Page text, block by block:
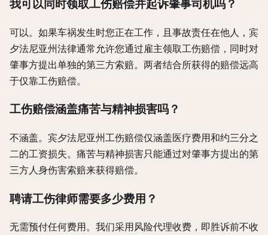
我可以同时领取工伤赔偿并起诉肇事司机吗？
可以。如果车祸发生时您正在工作，且事故责任在他人，宾
夕法尼亚州法律通常允许您通过雇主领取工伤赔偿，同时对
肇事方提出单独的第三方索赔。两者结合所获得的赔偿远高
于仅靠工伤赔偿。
工伤赔偿涵盖痛苦与精神损害吗？
不涵盖。宾夕法尼亚州工伤赔偿仅涵盖医疗费用和约三分之
二的工资损失。痛苦与精神损害只能通过对肇事方提出的第
三方人身伤害索赔来获得赔偿。
聘请工伤律师需要多少费用？
无需预付任何费用。我们采用风险代理收费，即胜诉前不收